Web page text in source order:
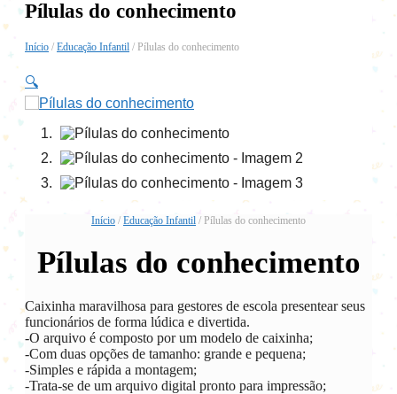
Pílulas do conhecimento
Início / Educação Infantil / Pílulas do conhecimento
🔍
Início / Educação Infantil / Pílulas do conhecimento
Pílulas do conhecimento
Caixinha maravilhosa para gestores de escola presentear seus
funcionários de forma lúdica e divertida.
-O arquivo é composto por um modelo de caixinha;
-Com duas opções de tamanho: grande e pequena;
-Simples e rápida a montagem;
-Trata-se de um arquivo digital pronto para impressão;